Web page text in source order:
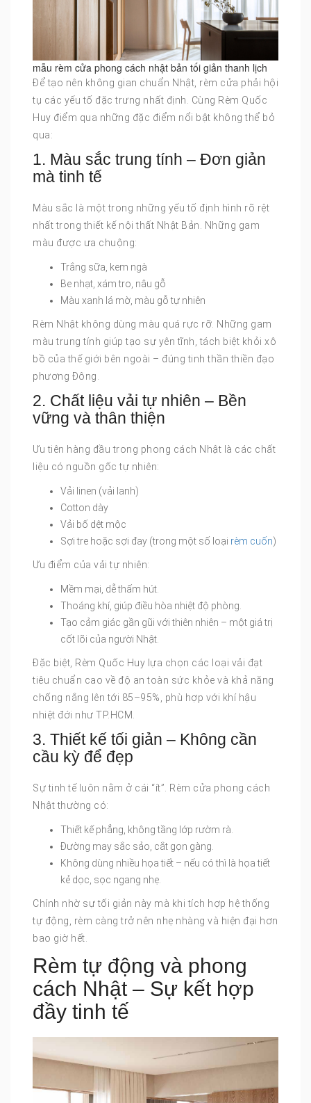
mẫu rèm cửa phong cách nhật bản tối giản thanh lịch
Để tạo nên không gian chuẩn Nhật, rèm cửa phải hội
tụ các yếu tố đặc trưng nhất định. Cùng Rèm Quốc
Huy điểm qua những đặc điểm nổi bật không thể bỏ
qua:
1. Màu sắc trung tính – Đơn giản
mà tinh tế
Màu sắc là một trong những yếu tố định hình rõ rệt
nhất trong thiết kế nội thất Nhật Bản. Những gam
màu được ưa chuộng:
Trắng sữa, kem ngà
Be nhạt, xám tro, nâu gỗ
Màu xanh lá mờ, màu gỗ tự nhiên
Rèm Nhật không dùng màu quá rực rỡ. Những gam
màu trung tính giúp tạo sự yên tĩnh, tách biệt khỏi xô
bồ của thế giới bên ngoài – đúng tinh thần thiền đạo
phương Đông.
2. Chất liệu vải tự nhiên – Bền
vững và thân thiện
Ưu tiên hàng đầu trong phong cách Nhật là các chất
liệu có nguồn gốc tự nhiên:
Vải linen (vải lanh)
Cotton dày
Vải bố dệt mộc
Sợi tre hoặc sợi đay (trong một số loại rèm cuốn)
Ưu điểm của vải tự nhiên:
Mềm mại, dễ thấm hút.
Thoáng khí, giúp điều hòa nhiệt độ phòng.
Tạo cảm giác gần gũi với thiên nhiên – một giá trị
cốt lõi của người Nhật.
Đặc biệt, Rèm Quốc Huy lựa chọn các loại vải đạt
tiêu chuẩn cao về độ an toàn sức khỏe và khả năng
chống nắng lên tới 85–95%, phù hợp với khí hậu
nhiệt đới như TP.HCM.
3. Thiết kế tối giản – Không cần
cầu kỳ để đẹp
Sự tinh tế luôn nằm ở cái “ít”. Rèm cửa phong cách
Nhật thường có:
Thiết kế phẳng, không tầng lớp rườm rà.
Đường may sắc sảo, cắt gọn gàng.
Không dùng nhiều họa tiết – nếu có thì là họa tiết
kẻ dọc, sọc ngang nhẹ.
Chính nhờ sự tối giản này mà khi tích hợp hệ thống
tự động, rèm càng trở nên nhẹ nhàng và hiện đại hơn
bao giờ hết.
Rèm tự động và phong
cách Nhật – Sự kết hợp
đầy tinh tế